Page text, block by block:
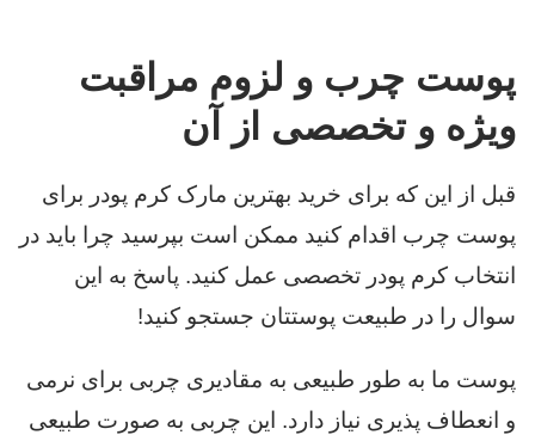
پوست چرب و لزوم مراقبت
ویژه و تخصصی از آن
قبل از این که برای خرید بهترین مارک کرم پودر برای
پوست چرب اقدام کنید ممکن است بپرسید چرا باید در
انتخاب کرم پودر تخصصی عمل کنید. پاسخ به این
سوال را در طبیعت پوستتان جستجو کنید!
پوست ما به طور طبیعی به مقادیری چربی برای نرمی
و انعطاف پذیری نیاز دارد. این چربی به صورت طبیعی